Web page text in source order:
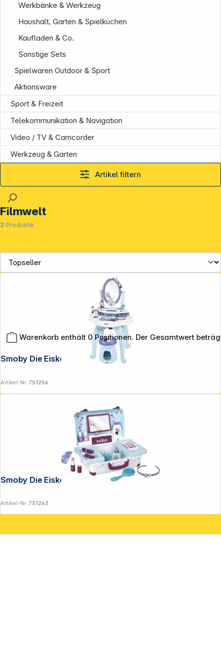
Warenkorb enthält 0 Positionen. Der Gesamtwert
Werkbänke & Werkzeug
Haushalt, Garten & Spielküchen
Kaufladen & Co.
Sonstige Sets
Spielwaren Outdoor & Sport
Aktionsware
Sport & Freizeit
Telekommunikation & Navigation
Video / TV & Camcorder
Werkzeug & Garten
Artikel filtern
Filmwelt
2 Produkte
Smoby Die Eiskönigin Frisiersalon
Artikel-Nr.:751256
Smoby Die Eiskönigin Kosmetikkoffer
Artikel-Nr.:751263
**EVP = Empfohlener Verkaufspreis des Herstellers /
Lieferanten zzgl. 19% Mwst.
Alle Preise exkl. gesetzl. Mehrwertsteuer zzgl.
Versandkosten
Copyright © 2001 - 2026 DGH - Alle Rechte vorbehalten.